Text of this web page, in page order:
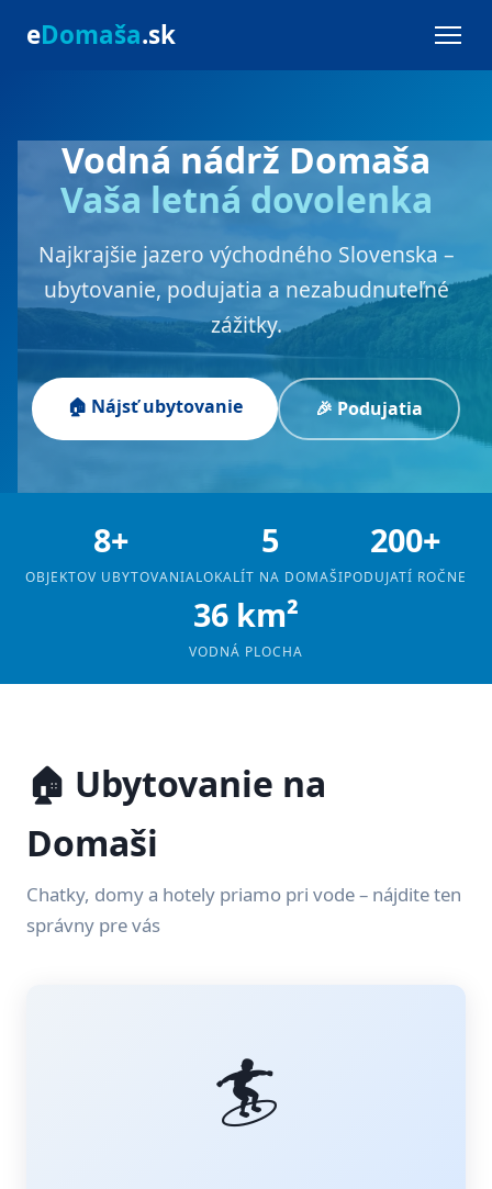
eDomaša.sk
Vodná nádrž Domaša
Vaša letná dovolenka
Najkrajšie jazero východného Slovenska –
ubytovanie, podujatia a nezabudnuteľné
zážitky.
🏠 Nájsť ubytovanie 🎉 Podujatia
8+
OBJEKTOV UBYTOVANIA
5
LOKALÍT NA DOMAŠI
200+
PODUJATÍ ROČNE
36 km²
VODNÁ PLOCHA
🏠 Ubytovanie na
Domaši
Chatky, domy a hotely priamo pri vode – nájdite ten
správny pre vás
🏄